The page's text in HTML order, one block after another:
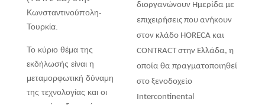
Κωνσταντινούπολη-
Τουρκία.
Το κύριο θέμα της
εκδήλωσής είναι η
μεταμορφωτική δύναμη
της τεχνολογίας και οι
διοργανώνουν Ημερίδα με
επιχειρήσεις που ανήκουν
στον κλάδο HORECA και
CONTRACT στην Ελλάδα, η
οποία θα πραγματοποιηθεί
στο ξενοδοχείο
Intercontinental